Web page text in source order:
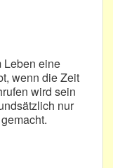
Leben eine
wenn die Zeit
wird sein
nur